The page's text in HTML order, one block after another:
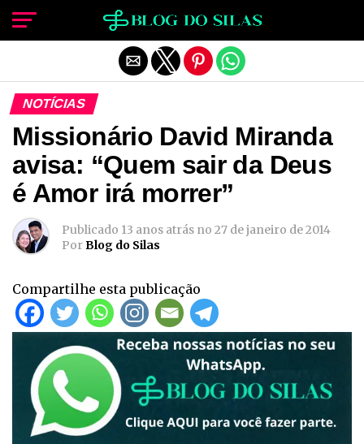
NOTÍCIAS
Missionário David Miranda
avisa: “Quem sair da Deus
é Amor irá morrer”
Publicado 13 anos atrás no 27 de janeiro de 2014
PorBlog do Silas
Compartilhe esta publicação
Sair da versão mobile